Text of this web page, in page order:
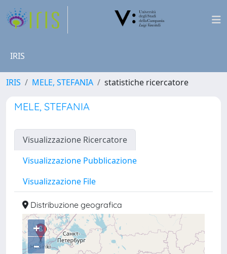
IRIS
IRIS MELE, STEFANIA statistiche ricercatore
MELE, STEFANIA
Visualizzazione Ricercatore
Visualizzazione Pubblicazione
Visualizzazione File
Distribuzione geografica
+
–